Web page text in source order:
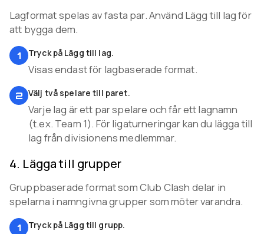
Lagformat spelas av fasta par. Använd Lägg till lag för
att bygga dem.
1 Tryck på Lägg till lag.
Visas endast för lagbaserade format.
2 Välj två spelare till paret.
Varje lag är ett par spelare och får ett lagnamn
(t.ex. Team 1). För ligaturneringar kan du lägga till
lag från divisionens medlemmar.
4. Lägga till grupper
Gruppbaserade format som Club Clash delar in
spelarna i namngivna grupper som möter varandra.
1 Tryck på Lägg till grupp.